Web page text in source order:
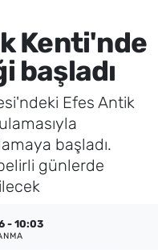
Kenti'nde
başladı
Efes Antik
başladı.
günlerde
- 10:03